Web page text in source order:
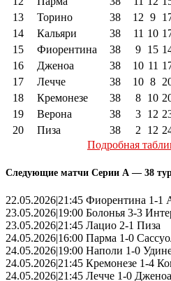
13
Торино 38 12 9
14
Кальяри 38 11 10
15
Фиорентина 38 9 15
16
Дженоа 38 10 11
17
Лечче 38 10 8
18
Кремонезе 38 8 10
19
Верона 38 3 12
20
Пиза 38 2 12
Подробная
Следующие матчи Серии А — 38
22.05.2026|21:45 Фиорентина 1-1
23.05.2026|19:00 Болонья 3-3
23.05.2026|21:45 Лацио 2-1 Пиза
24.05.2026|16:00 Парма 1-0
24.05.2026|19:00 Наполи 1-0
24.05.2026|21:45 Кремонезе 1-4
24.05.2026|21:45 Лечче 1-0 Дженоа